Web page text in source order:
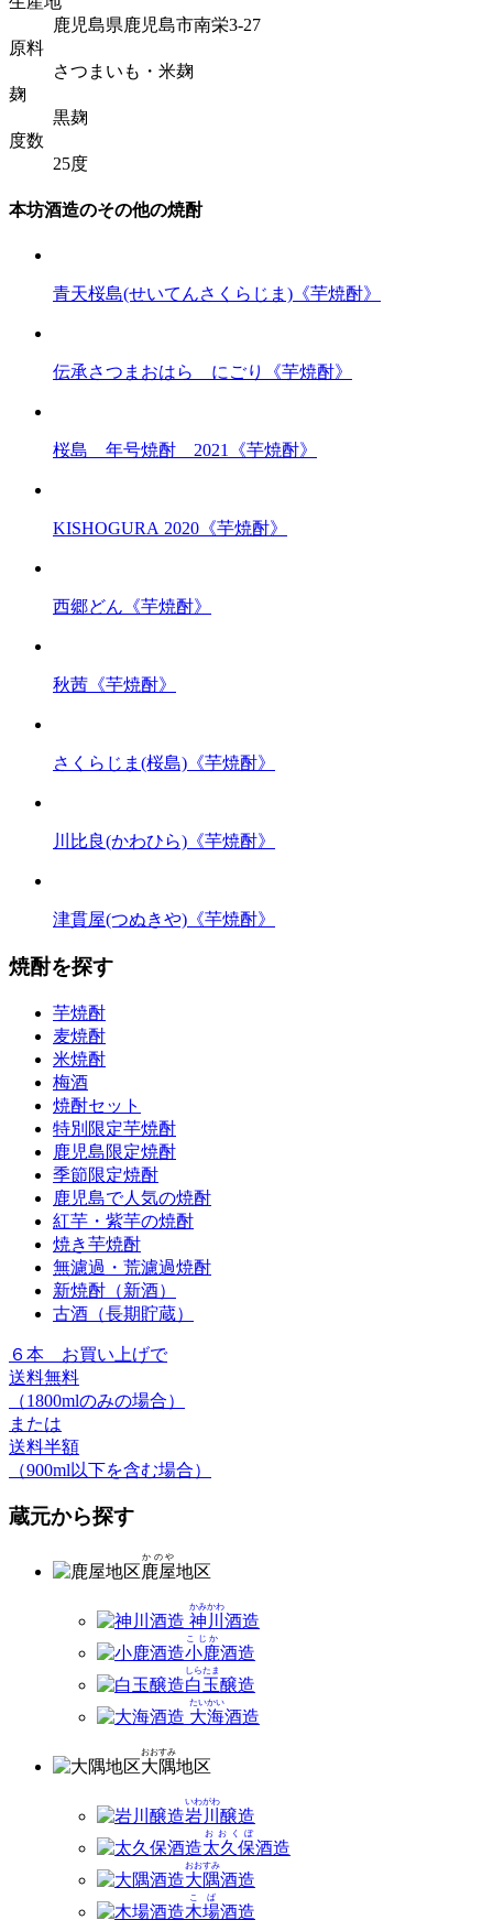
鹿児島県鹿児島市南栄3-27
原料
さつまいも・米麹
麹
黒麹
度数
25度
本坊酒造のその他の焼酎
青天桜島(せいてんさくらじま)《芋焼酎》
伝承さつまおはら にごり《芋焼酎》
桜島 年号焼酎 2021《芋焼酎》
KISHOGURA 2020《芋焼酎》
西郷どん《芋焼酎》
秋茜《芋焼酎》
さくらじま(桜島)《芋焼酎》
川比良(かわひら)《芋焼酎》
津貫屋(つぬきや)《芋焼酎》
焼酎を探す
芋焼酎
麦焼酎
米焼酎
梅酒
焼酎セット
特別限定芋焼酎
鹿児島限定焼酎
季節限定焼酎
鹿児島で人気の焼酎
紅芋・紫芋の焼酎
焼き芋焼酎
無濾過・荒濾過焼酎
新焼酎（新酒）
古酒（長期貯蔵）
６本 お買い上げで
送料無料
（1800mlのみの場合）
または
送料半額
（900ml以下を含む場合）
蔵元から探す
鹿屋
かのや
地区
神川
かみかわ
酒造
小鹿
こじか
酒造
白玉
しらたま
醸造
大海
たいかい
酒造
大隅
おおすみ
地区
岩川
いわがわ
醸造
太久保
おおくぼ
酒造
大隅
おおすみ
酒造
木場
こば
酒造